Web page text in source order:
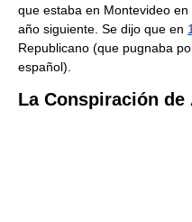
que estaba en Montevideo
año siguiente. Se dijo que en
Republicano (que pugnaba
español).
La Conspiración de